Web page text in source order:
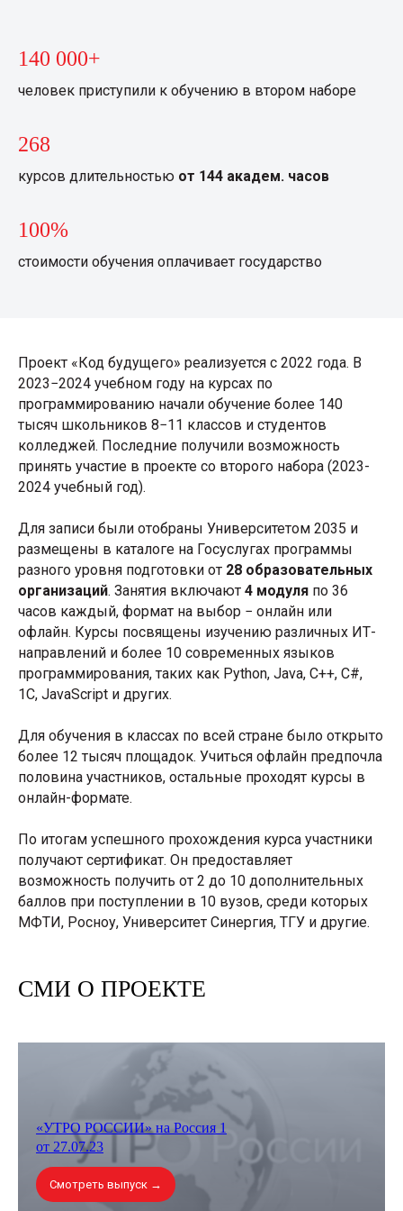
140 000+
человек приступили к обучению в втором наборе
268
курсов длительностью от 144 академ. часов
100%
стоимости обучения оплачивает государство
Проект «Код будущего» реализуется с 2022 года. В
2023−2024 учебном году на курсах по
программированию начали обучение более 140
тысяч школьников 8−11 классов и студентов
колледжей. Последние получили возможность
принять участие в проекте со второго набора (2023-
2024 учебный год).
Для записи были отобраны Университетом 2035 и
размещены в каталоге на Госуслугах программы
разного уровня подготовки от 28 образовательных
организаций. Занятия включают 4 модуля по 36
часов каждый, формат на выбор − онлайн или
офлайн. Курсы посвящены изучению различных ИТ-
направлений и более 10 современных языков
программирования, таких как Python, Java, C++, C#,
1C, JavaScript и других.
Для обучения в классах по всей стране было открыто
более 12 тысяч площадок. Учиться офлайн предпочла
половина участников, остальные проходят курсы в
онлайн-формате.
По итогам успешного прохождения курса участники
получают сертификат. Он предоставляет
возможность получить от 2 до 10 дополнительных
баллов при поступлении в 10 вузов, среди которых
МФТИ, Росноу, Университет Синергия, ТГУ и другие.
СМИ О ПРОЕКТЕ
«УТРО РОССИИ» на Россия 1
от 27.07.23
Смотреть выпуск →
КТО ОБУЧАЛСЯ
Проживают в регионах —
пределами федеральных
центров (Москва, МО и СПб)
ЦИФРОВЫЕ
ПРОФЕССИИ